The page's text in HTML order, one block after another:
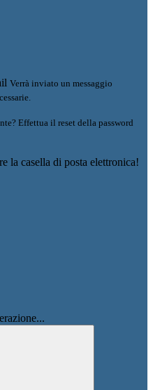
Verrà inviato un messaggio
Effettua il reset della password
la casella di posta elettronica!